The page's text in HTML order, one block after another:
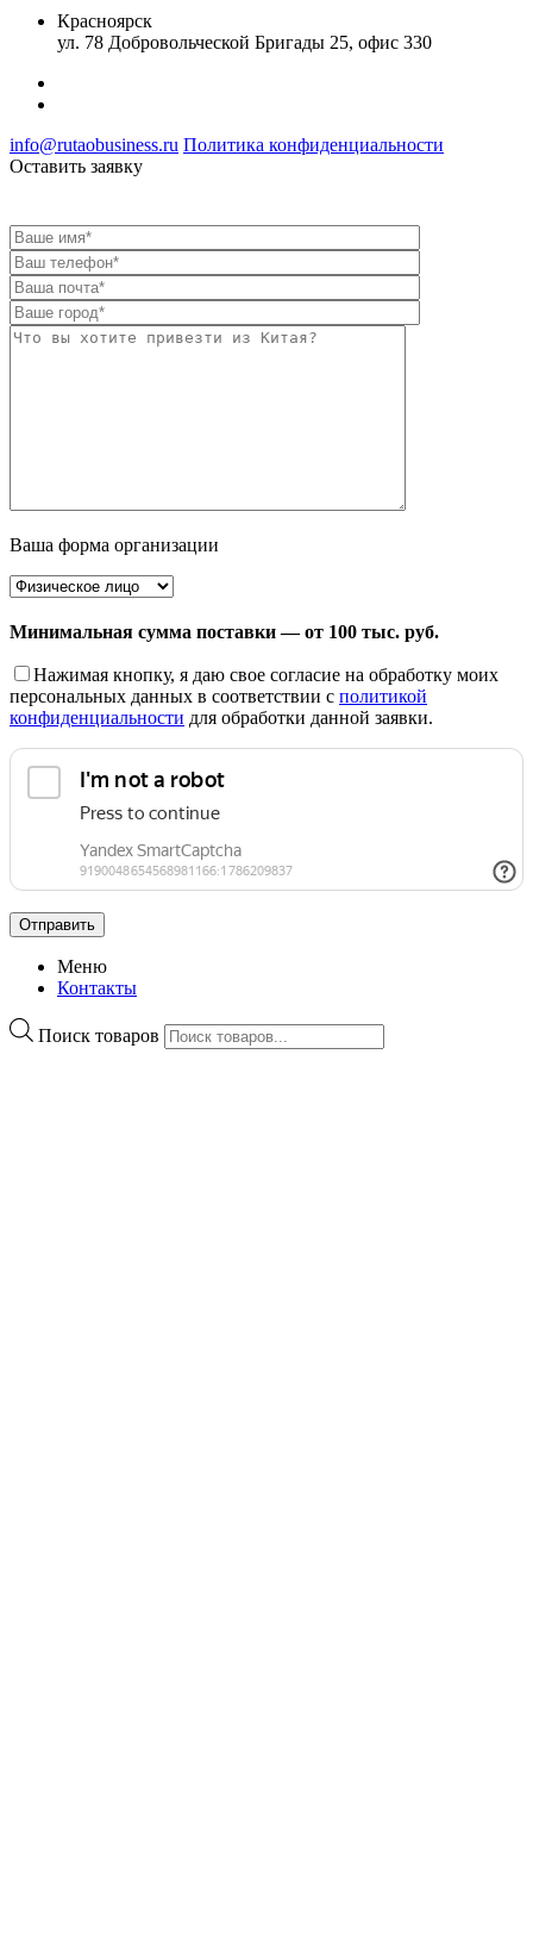
Красноярск
ул. 78 Добровольческой Бригады 25, офис 330
info@rutaobusiness.ru Политика конфиденциальности
Оставить заявку
Ваша форма организации
Минимальная сумма поставки — от 100 тыс. руб.
Нажимая кнопку, я даю свое согласие на обработку моих
персональных данных в соответствии с политикой
конфиденциальности для обработки данной заявки.
Меню
Контакты
Поиск товаров